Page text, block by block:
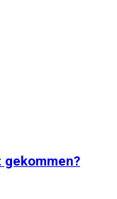
gekommen?